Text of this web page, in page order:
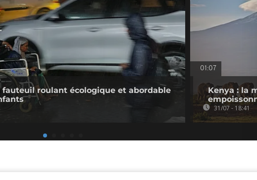
fauteuil roulant écologique et abordable
01:07
Kenya : la
31/07 - 18:41